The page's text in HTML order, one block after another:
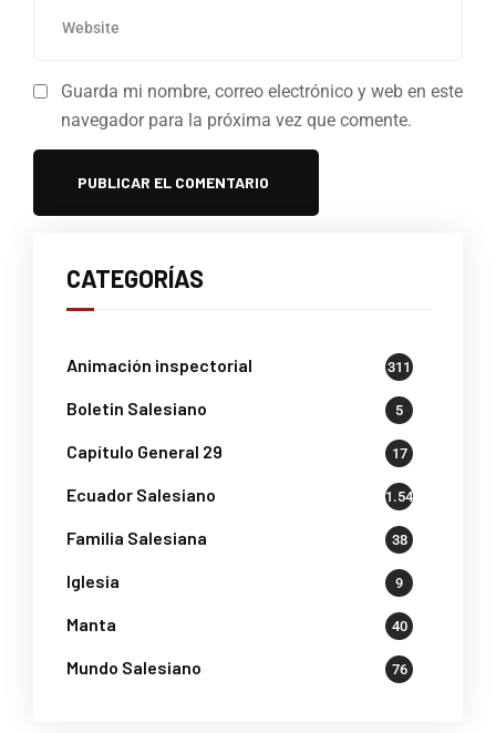
Guarda mi nombre, correo electrónico y web en este
navegador para la próxima vez que comente.
CATEGORÍAS
Animación inspectorial 311
Boletin Salesiano 5
Capítulo General 29 17
Ecuador Salesiano 1.541
Familia Salesiana 38
Iglesia 9
Manta 40
Mundo Salesiano 76